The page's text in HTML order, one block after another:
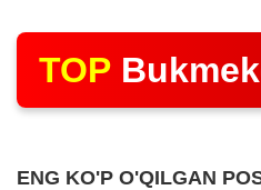
TOP
ENG KO'P O'QILGAN